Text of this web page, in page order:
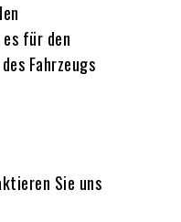
für den
Fahrzeugs
Sie uns